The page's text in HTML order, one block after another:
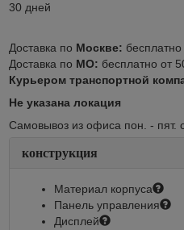
30 дней
Доставка по Москве: бесплатно
Доставка по МО: бесплатно от
Курьером транспортной
Не указана локация
Самовывоз из офиса пон. - пят.
конструкция
Материал корпуса
Панель управления
Дисплей